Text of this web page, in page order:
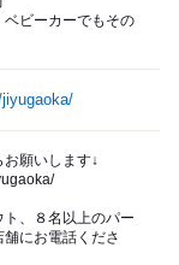
ビーカーでもその
願いします↓
、８名以上のパー
にお電話くださ